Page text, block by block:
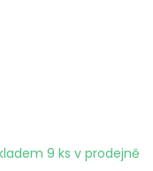
9 ks v prodejně